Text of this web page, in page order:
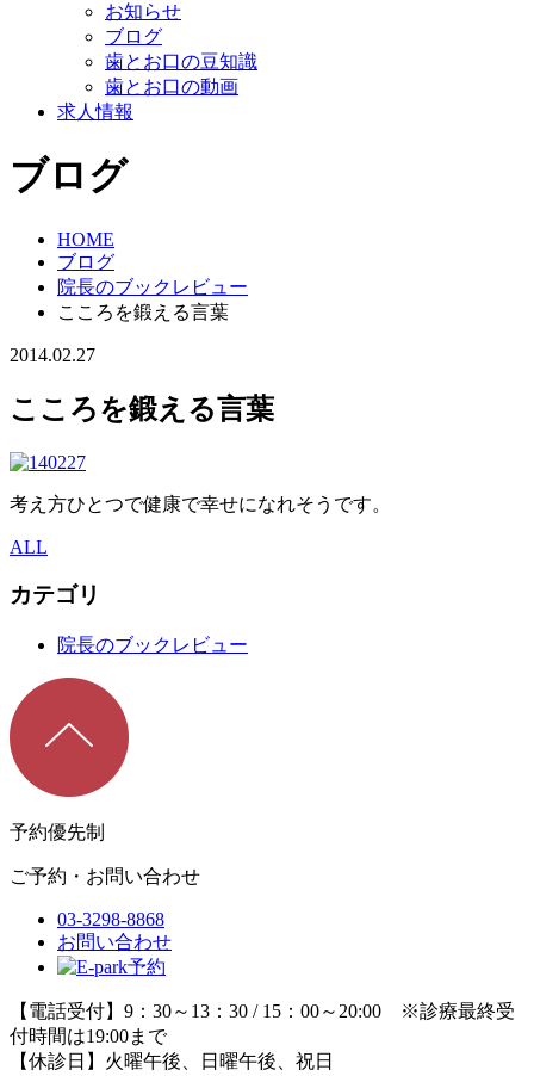
お知らせ
ブログ
歯とお口の豆知識
歯とお口の動画
求人情報
ブログ
HOME
ブログ
院長のブックレビュー
こころを鍛える言葉
2014.02.27
こころを鍛える言葉
考え方ひとつで健康で幸せになれそうです。
ALL
カテゴリ
院長のブックレビュー
予約優先制
ご予約・お問い合わせ
03-3298-8868
お問い合わせ
【電話受付】9：30～13：30 / 15：00～20:00 ※診療最終受
付時間は19:00まで
【休診日】火曜午後、日曜午後、祝日